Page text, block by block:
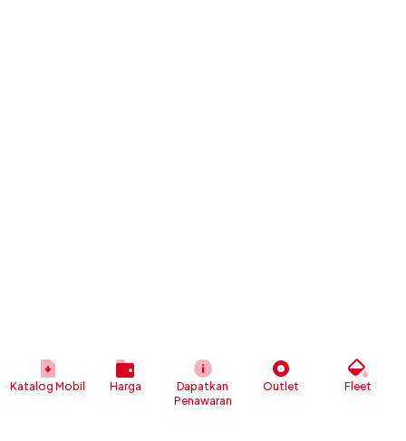
Katalog Mobil Harga
Dapatkan
Penawaran
Outlet Fleet